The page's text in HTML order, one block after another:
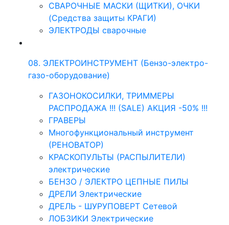
СВАРОЧНЫЕ МАСКИ (ЩИТКИ), ОЧКИ
(Средства защиты КРАГИ)
ЭЛЕКТРОДЫ сварочные
08. ЭЛЕКТРОИНСТРУМЕНТ (Бензо-электро-
газо-оборудование)
ГАЗОНОКОСИЛКИ, ТРИММЕРЫ
РАСПРОДАЖА !!! (SALE) АКЦИЯ -50% !!!
ГРАВЕРЫ
Многофункциональный инструмент
(РЕНОВАТОР)
КРАСКОПУЛЬТЫ (РАСПЫЛИТЕЛИ)
электрические
БЕНЗО / ЭЛЕКТРО ЦЕПНЫЕ ПИЛЫ
ДРЕЛИ Электрические
ДРЕЛЬ - ШУРУПОВЕРТ Сетевой
ЛОБЗИКИ Электрические